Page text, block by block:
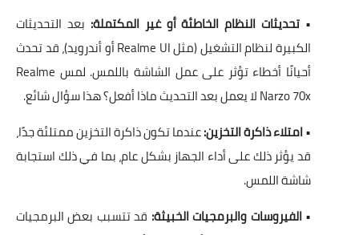
• تحديثات النظام الخاطئة أو غير المكتملة: بعد التحديثات
الكبيرة لنظام التشغيل (مثل Realme UI أو أندرويد)، قد تحدث
أحيانًا أخطاء تؤثر على عمل الشاشة باللمس. لمس Realme
Narzo 70x لا يعمل بعد التحديث ماذا أفعل؟ هذا سؤال شائع.
•امتلاء ذاكرة التخزين:عندما تكون ذاكرة التخزين ممتلئة جدًا،
قد يؤثر ذلك على أداء الجهاز بشكل عام، بما في ذلك استجابة
شاشة اللمس.
•الفيروسات والبرمجيات الخبيثة: قد تتسبب بعض البرمجيات